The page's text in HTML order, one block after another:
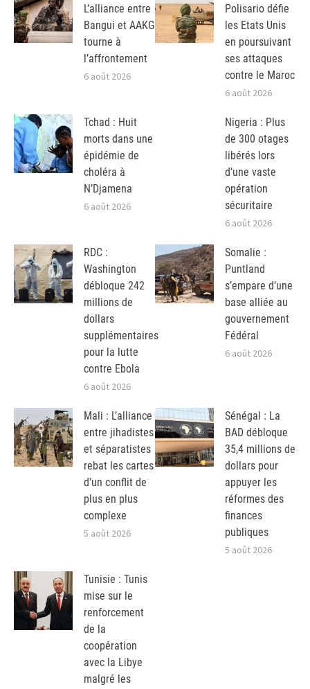
L’alliance entre
Bangui et AAKG
tourne à
l’affrontement
6 août 2026
Polisario défie
les Etats Unis
en poursuivant
ses attaques
contre le Maroc
6 août 2026
Tchad : Huit
morts dans une
épidémie de
choléra à
N’Djamena
6 août 2026
Nigeria : Plus
de 300 otages
libérés lors
d’une vaste
opération
sécuritaire
6 août 2026
RDC :
Washington
débloque 242
millions de
dollars
supplémentaires
pour la lutte
contre Ebola
6 août 2026
Somalie :
Puntland
s’empare d’une
base alliée au
gouvernement
Fédéral
6 août 2026
Mali : L’alliance
entre jihadistes
et séparatistes
rebat les cartes
d’un conflit de
plus en plus
complexe
5 août 2026
Sénégal : La
BAD débloque
35,4 millions de
dollars pour
appuyer les
réformes des
finances
publiques
5 août 2026
Tunisie : Tunis
mise sur le
renforcement
de la
coopération
avec la Libye
malgré les